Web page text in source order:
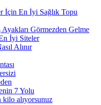
İçin En İyi Sağlık Topu
Görmezden Gelme
İyi Siteler
Alınır
7 Yolu
kilo alıyorsunuz